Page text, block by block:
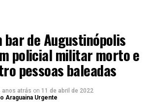
bar de Augustinópolis
policial militar morto e
pessoas baleadas
anos atrás on 11 de abril de 2022
Araguaina Urgente